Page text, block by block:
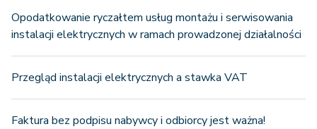
Opodatkowanie ryczałtem usług montażu i serwisowania
instalacji elektrycznych w ramach prowadzonej działalności
Przegląd instalacji elektrycznych a stawka VAT
Faktura bez podpisu nabywcy i odbiorcy jest ważna!